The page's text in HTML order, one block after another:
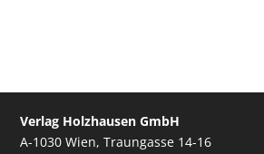
Verlag Holzhausen GmbH
A-1030 Wien, Traungasse 14-16